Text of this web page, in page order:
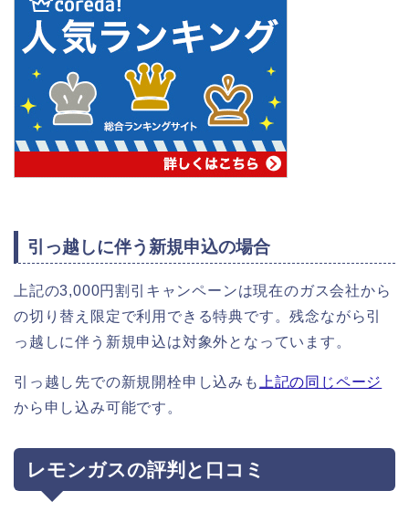
引っ越しに伴う新規申込の場合
上記の3,000円割引キャンペーンは現在のガス会社から
の切り替え限定で利用できる特典です。残念ながら引
っ越しに伴う新規申込は対象外となっています。
引っ越し先での新規開栓申し込みも
上記の同じページ
から申し込み可能です。
レモンガスの評判と口コミ